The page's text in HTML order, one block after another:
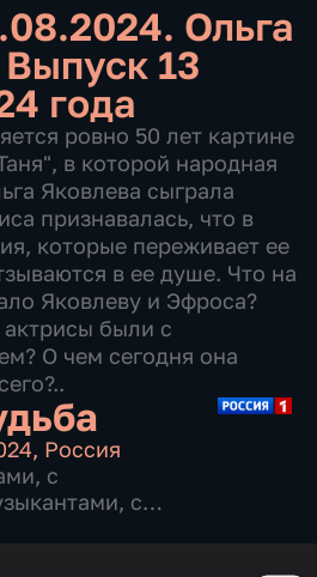
Ольга
Выпуск 13
года
ровно 50 лет картине
в которой народная
Яковлева сыграла
признавалась, что в
которые переживает ее
в ее душе. Что на
Яковлеву и Эфроса?
были с
О чем сегодня она
, Россия
, с
, с